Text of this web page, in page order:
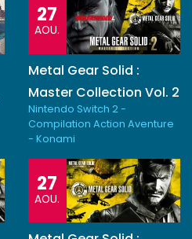
27
AOU.
Metal Gear Solid :
Master Collection Vol. 2
Nintendo Switch 2 -
Compilation Action Aventure
- Konami
27
AOU.